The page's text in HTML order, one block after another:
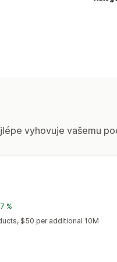
vyhovuje vašemu
%
$50 per additional 10M